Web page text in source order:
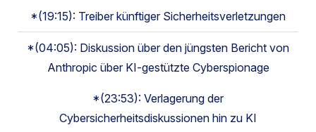
*(19:15): Treiber künftiger Sicherheitsverletzungen
*(04:05): Diskussion über den jüngsten Bericht von
Anthropic über KI-gestützte Cyberspionage
*(23:53): Verlagerung der
Cybersicherheitsdiskussionen hin zu KI